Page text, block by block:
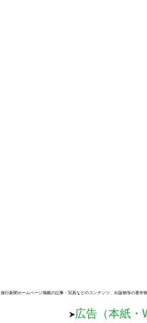
旅行新聞ホームページ掲載の記事・写真などのコンテンツ、出版物等の著作
広告（本紙・